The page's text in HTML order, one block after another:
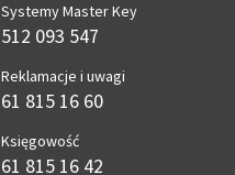
Systemy Master Key
512 093 547
Reklamacje i uwagi
61 815 16 60
Księgowość
61 815 16 42